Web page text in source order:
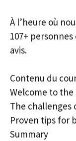
À l’heure où
107+
avis.
Contenu du
Welcome to the
The
Proven tips for
Summary